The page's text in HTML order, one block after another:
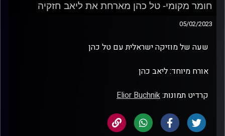
חומר מקומי- טל כהן מארחת את ליאב חזקיה
05/02/2023
שעה של מוזיקה ישראלית עם טל כהן
אורח מיוחד: ליאב כהן
קרדיט תמונות:Elior Buchnik